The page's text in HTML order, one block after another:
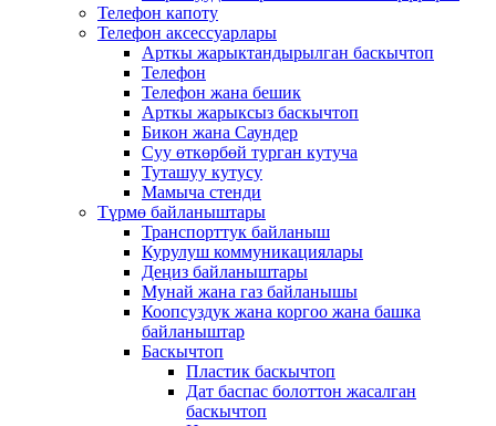
Телефон капоту
Телефон аксессуарлары
Арткы жарыктандырылган баскычтоп
Телефон
Телефон жана бешик
Арткы жарыксыз баскычтоп
Бикон жана Саундер
Суу өткөрбөй турган кутуча
Туташуу кутусу
Мамыча стенди
Түрмө байланыштары
Транспорттук байланыш
Курулуш коммуникациялары
Деңиз байланыштары
Мунай жана газ байланышы
Коопсуздук жана коргоо жана башка
байланыштар
Баскычтоп
Пластик баскычтоп
Дат баспас болоттон жасалган
баскычтоп